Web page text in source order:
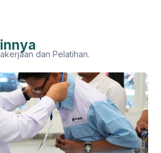
dan Pelatihan.